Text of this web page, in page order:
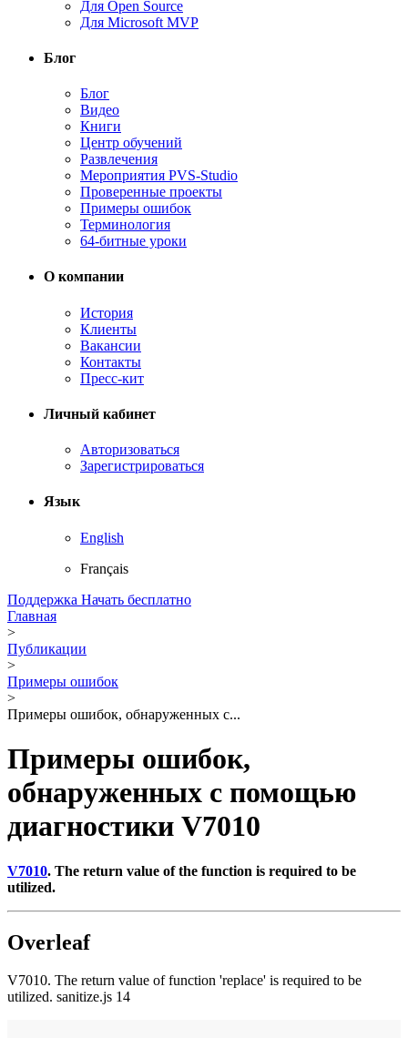
Для Open Source
Для Microsoft MVP
Блог
Блог
Видео
Книги
Центр обучений
Развлечения
Мероприятия PVS-Studio
Проверенные проекты
Примеры ошибок
Терминология
64-битные уроки
О компании
История
Клиенты
Вакансии
Контакты
Пресс-кит
Личный кабинет
Авторизоваться
Зарегистрироваться
Язык
English
Français
Поддержка Начать бесплатно
Главная
>
Публикации
>
Примеры ошибок
>
Примеры ошибок, обнаруженных с...
Примеры ошибок,
обнаруженных с помощью
диагностики V7010
V7010. The return value of the function is required to be
utilized.
Overleaf
V7010. The return value of function 'replace' is required to be
utilized. sanitize.js 14